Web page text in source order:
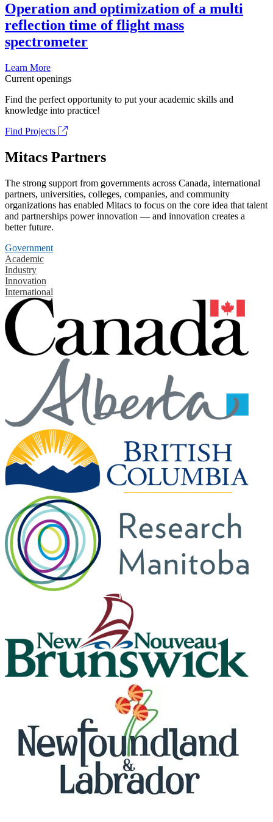
Operation and optimization of a multi
reflection time of flight mass
spectrometer
Learn More
Current openings
Find the perfect opportunity to put your academic skills and
knowledge into practice!
Find Projects
Mitacs Partners
The strong support from governments across Canada, international
partners, universities, colleges, companies, and community
organizations has enabled Mitacs to focus on the core idea that talent
and partnerships power innovation — and innovation creates a
better future.
Government
Academic
Industry
Innovation
International